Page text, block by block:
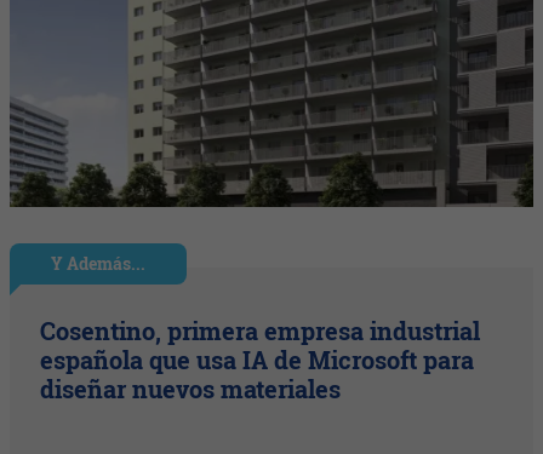
Y Además...
Cosentino, primera empresa industrial
española que usa IA de Microsoft para
diseñar nuevos materiales